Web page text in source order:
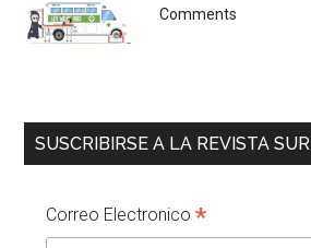
Comments
SUSCRIBIRSE A LA REVISTA SUR
Correo Electronico*